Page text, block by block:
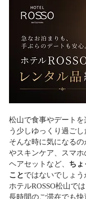
松山で食事やデートを
う少しゆっくり過ごし
そんな時に気になるの
やスキンケア、スマ
ヘアセットなど、 ちょ
こと ではないでしょう
ホテルROSSO松山で
長時間のご滞在でも快